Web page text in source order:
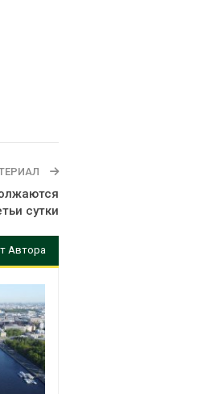
сутки
Автора